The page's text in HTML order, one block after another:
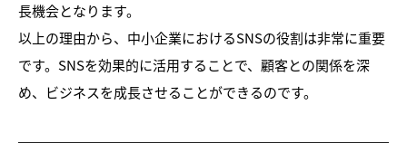
長機会となります。
以上の理由から、中小企業におけるSNSの役割は非常に重要
です。SNSを効果的に活用することで、顧客との関係を深
め、ビジネスを成長させることができるのです。